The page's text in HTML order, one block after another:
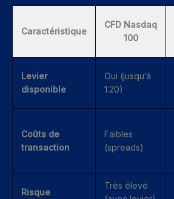
Caractéristique
CFD Nasdaq
100
Levier
disponible
Oui (jusqu’à
1:20)
Coûts de
transaction
Faibles
(spreads)
Risque
Très élevé